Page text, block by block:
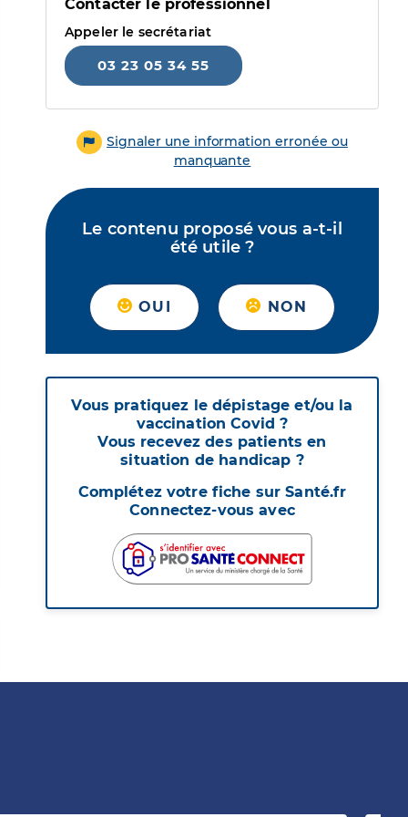
Contacter le professionnel
Appeler le secrétariat
03 23 05 34 55
Signaler une information erronée ou
manquante
Le contenu proposé vous a-t-il
été utile ?
OUI NON
Vous pratiquez le dépistage et/ou la
vaccination Covid ?
Vous recevez des patients en
situation de handicap ?
Complétez votre fiche sur Santé.fr
Connectez-vous avec